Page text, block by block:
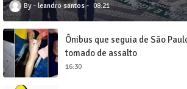
leandro santos 08:21
Ônibus que seguia de São
tomado de assalto
16:30